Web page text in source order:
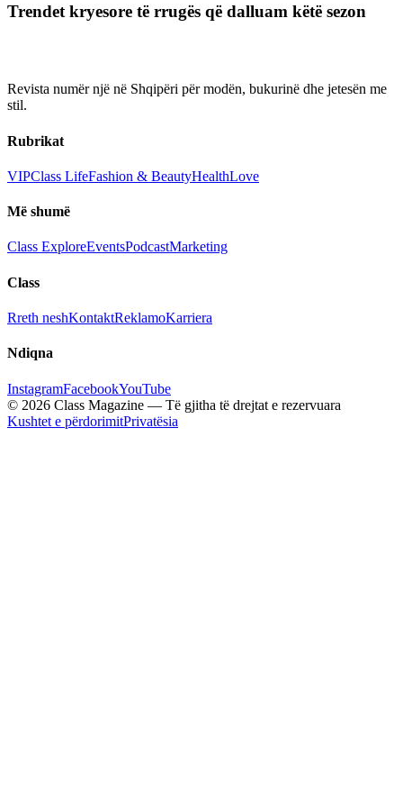
Trendet kryesore të rrugës që dalluam këtë sezon
Revista numër një në Shqipëri për modën, bukurinë dhe jetesën me
stil.
Rubrikat
VIPClass LifeFashion & BeautyHealthLove
Më shumë
Class ExploreEventsPodcastMarketing
Class
Rreth neshKontaktReklamoKarriera
Ndiqna
InstagramFacebookYouTube
© 2026 Class Magazine — Të gjitha të drejtat e rezervuara
Kushtet e përdorimitPrivatësia